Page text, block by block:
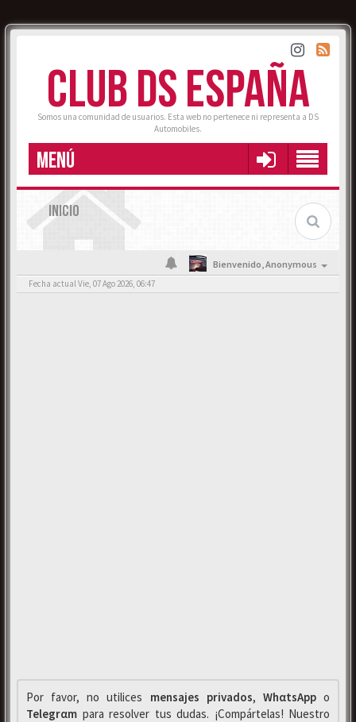
CLUB DS ESPAÑA
Somos una comunidad de usuarios. Esta web no pertenece ni representa a DS
Automobiles.
MENÚ
INICIO
Bienvenido,Anonymous
Fecha actual Vie, 07 Ago 2026, 06:47
Por favor, no utilices mensajes privados, WhαtsAppo
Telegrαm para resolver tus dudas. ¡Compártelas! Nuestro